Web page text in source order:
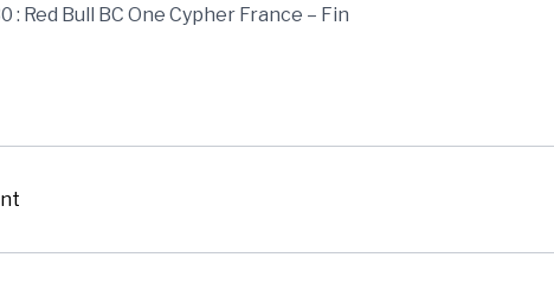
: Red Bull BC One Cypher France – Fin